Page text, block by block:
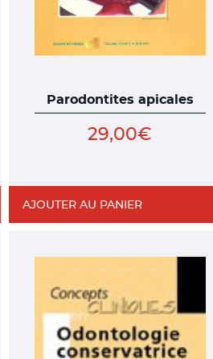
Parodontites apicales
29,00€
AJOUTER AU PANIER